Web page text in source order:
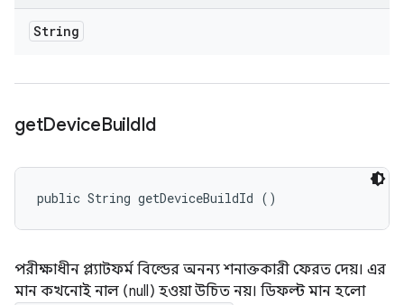
String
getDeviceBuildId
public String getDeviceBuildId ()
পরীক্ষাধীন প্ল্যাটফর্ম বিল্ডের অনন্য শনাক্তকারী ফেরত দেয়। এর
মান কখনোই নাল (null) হওয়া উচিত নয়। ডিফল্ট মান হলো